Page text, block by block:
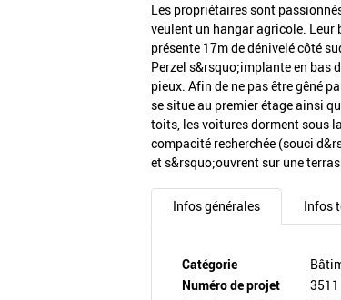
Les propriétaires sont
veulent un hangar agricole. Leur
présente 17m de dénivelé côté
Perzel s&rsquo;implante en bas
pieux. Afin de ne pas être gêné
se situe au premier étage ainsi
toits, les voitures dorment sous
compacité recherchée (souci
et s&rsquo;ouvrent sur une
Infos générales Infos
Catégorie
Numéro de projet
3511